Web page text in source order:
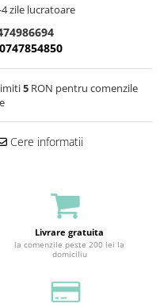
zile lucratoare
0747854850
5RON pentru comenzile
Cere informatii
Livrare gratuita
la comenzile peste 200 lei la
domiciliu